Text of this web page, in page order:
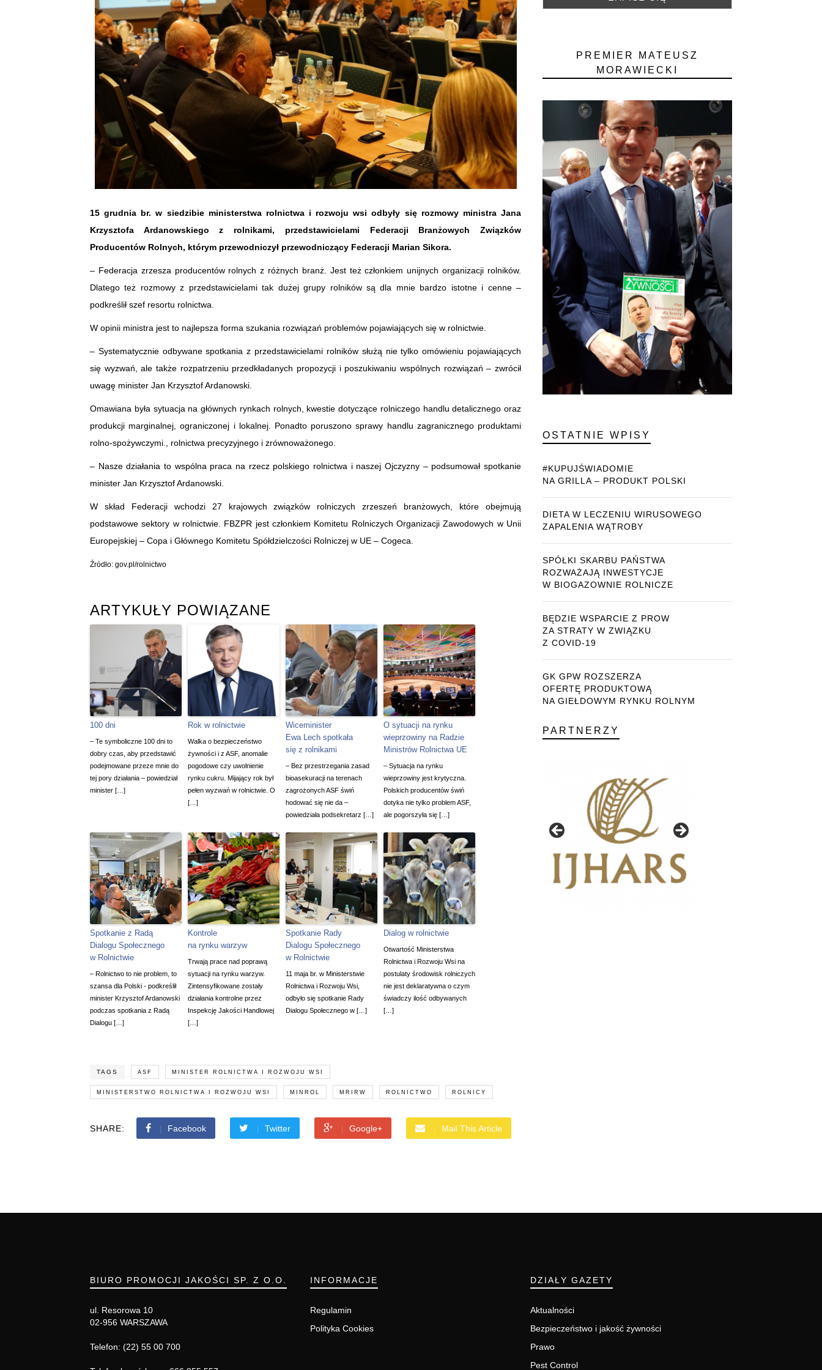
15 grudnia br. w siedzibie ministerstwa rolnictwa i rozwoju wsi odbyły się rozmowy ministra Jana
Krzysztofa Ardanowskiego z rolnikami, przedstawicielami Federacji Branżowych Związków
Producentów Rolnych, którym przewodniczył przewodniczący Federacji Marian Sikora.
– Federacja zrzesza producentów rolnych z różnych branż. Jest też członkiem unijnych organizacji rolników.
Dlatego też rozmowy z przedstawicielami tak dużej grupy rolników są dla mnie bardzo istotne i cenne –
podkreślił szef resortu rolnictwa.
W opinii ministra jest to najlepsza forma szukania rozwiązań problemów pojawiających się w rolnictwie.
– Systematycznie odbywane spotkania z przedstawicielami rolników służą nie tylko omówieniu pojawiających
się wyzwań, ale także rozpatrzeniu przedkładanych propozycji i poszukiwaniu wspólnych rozwiązań – zwrócił
uwagę minister Jan Krzysztof Ardanowski.
Omawiana była sytuacja na głównych rynkach rolnych, kwestie dotyczące rolniczego handlu detalicznego oraz
produkcji marginalnej, ograniczonej i lokalnej. Ponadto poruszono sprawy handlu zagranicznego produktami
rolno-spożywczymi., rolnictwa precyzyjnego i zrównoważonego.
– Nasze działania to wspólna praca na rzecz polskiego rolnictwa i naszej Ojczyzny – podsumował spotkanie
minister Jan Krzysztof Ardanowski.
W skład Federacji wchodzi 27 krajowych związków rolniczych zrzeszeń branżowych, które obejmują
podstawowe sektory w rolnictwie. FBZPR jest członkiem Komitetu Rolniczych Organizacji Zawodowych w Unii
Europejskiej – Copa i Głównego Komitetu Spółdzielczości Rolniczej w UE – Cogeca.
Źródło: gov.pl/rolnictwo
ARTYKUŁY POWIĄZANE
100 dni
– Te symboliczne 100 dni to
dobry czas, aby przedstawić
podejmowane przeze mnie do
tej pory działania – powiedział
minister […]
Rok w rolnictwie
Walka o bezpieczeństwo
żywności i z ASF, anomalie
pogodowe czy uwolnienie
rynku cukru. Mijający rok był
pełen wyzwań w rolnictwie. O
[…]
Wiceminister
Ewa Lech spotkała
się z rolnikami
– Bez przestrzegania zasad
bioasekuracji na terenach
zagrożonych ASF świń
hodować się nie da –
powiedziała podsekretarz […]
O sytuacji na rynku
wieprzowiny na Radzie
Ministrów Rolnictwa UE
– Sytuacja na rynku
wieprzowiny jest krytyczna.
Polskich producentów świń
dotyka nie tylko problem ASF,
ale pogorszyła się […]
Spotkanie z Radą
Dialogu Społecznego
w Rolnictwie
– Rolnictwo to nie problem, to
szansa dla Polski - podkreślił
minister Krzysztof Ardanowski
podczas spotkania z Radą
Dialogu […]
Kontrole
na rynku warzyw
Trwają prace nad poprawą
sytuacji na rynku warzyw.
Zintensyfikowane zostały
działania kontrolne przez
Inspekcję Jakości Handlowej
[…]
Spotkanie Rady
Dialogu Społecznego
w Rolnictwie
11 maja br. w Ministerstwie
Rolnictwa i Rozwoju Wsi,
odbyło się spotkanie Rady
Dialogu Społecznego w […]
Dialog w rolnictwie
Otwartość Ministerstwa
Rolnictwa i Rozwoju Wsi na
postulaty środowisk rolniczych
nie jest deklaratywna o czym
świadczy ilość odbywanych
[…]
TAGS ASF MINISTER ROLNICTWA I ROZWOJU WSI
MINISTERSTWO ROLNICTWA I ROZWOJU WSI MINROL MRIRW ROLNICTWO ROLNICY
SHARE: Facebook Twitter Google+ Mail This Article
PREMIER MATEUSZ
MORAWIECKI
OSTATNIE WPISY
#KUPUJŚWIADOMIE
NA GRILLA – PRODUKT POLSKI
DIETA W LECZENIU WIRUSOWEGO
ZAPALENIA WĄTROBY
SPÓŁKI SKARBU PAŃSTWA
ROZWAŻAJĄ INWESTYCJE
W BIOGAZOWNIE ROLNICZE
BĘDZIE WSPARCIE Z PROW
ZA STRATY W ZWIĄZKU
Z COVID-19
GK GPW ROZSZERZA
OFERTĘ PRODUKTOWĄ
NA GIEŁDOWYM RYNKU ROLNYM
PARTNERZY
BIURO PROMOCJI JAKOŚCI SP. Z O.O.
ul. Resorowa 10
02-956 WARSZAWA
Telefon: (22) 55 00 700
INFORMACJE
Regulamin
Polityka Cookies
DZIAŁY GAZETY
Aktualności
Bezpieczeństwo i jakość żywności
Prawo
Pest Control